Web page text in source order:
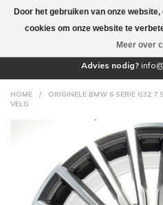
Advies nodig?
HOME /
ORIGINELE BMW 6 SERIE G32 7
VELG
Door het gebruiken van onze
cookies om onze website te
Meer over